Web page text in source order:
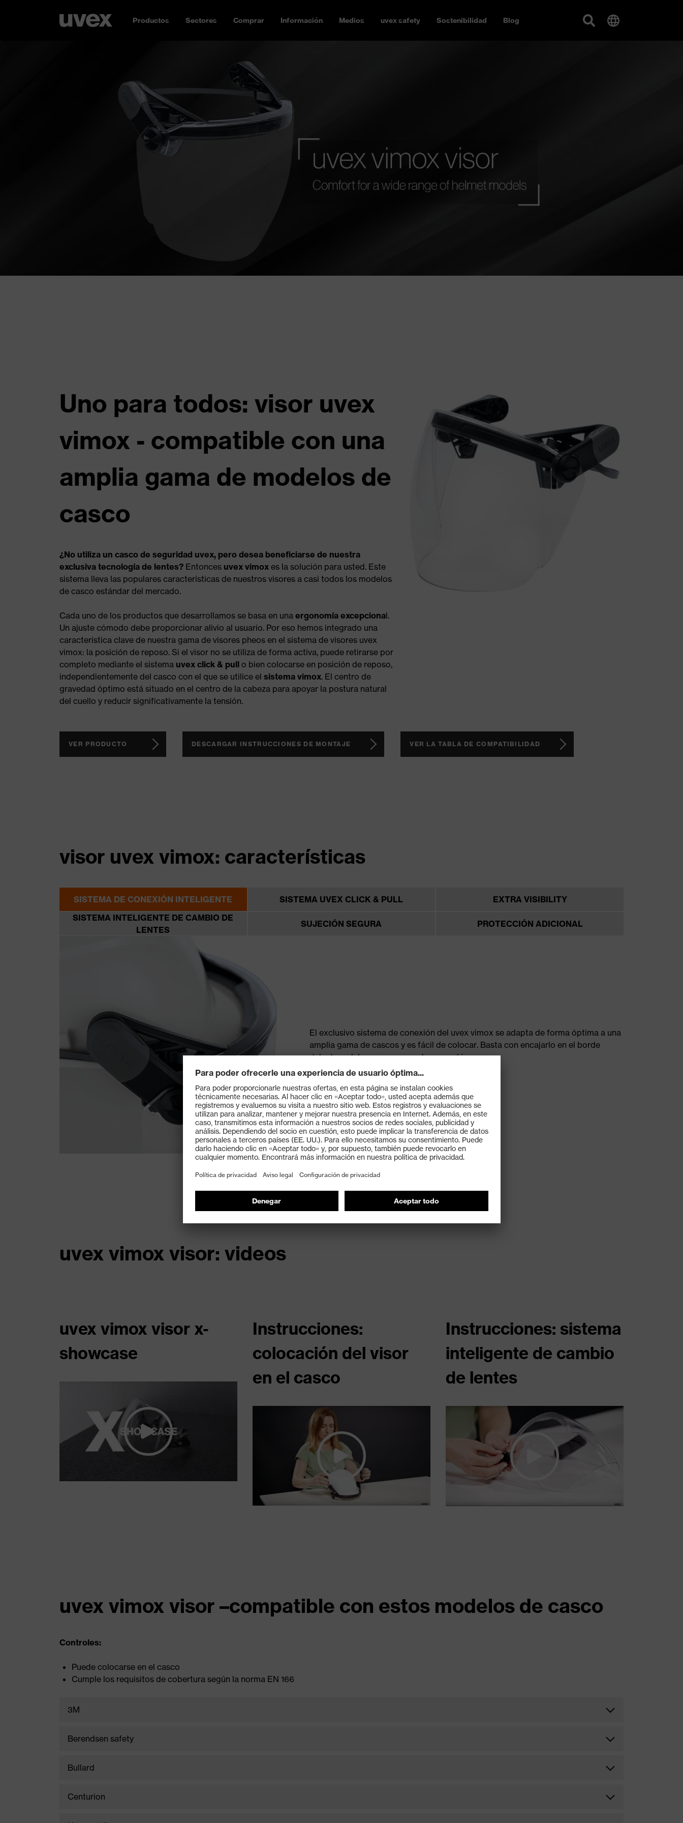
Productos Sectores Comprar Información Medios uvex safety Sostenibilidad Blog
Uno para todos: visor uvex
vimox - compatible con una
amplia gama de modelos de
casco
¿No utiliza un casco de seguridad uvex, pero desea beneficiarse de nuestra
exclusiva tecnología de lentes? Entonces uvex vimox es la solución para usted. Este
sistema lleva las populares características de nuestros visores a casi todos los modelos
de casco estándar del mercado.
Cada uno de los productos que desarrollamos se basa en una ergonomía excepcional.
Un ajuste cómodo debe proporcionar alivio al usuario. Por eso hemos integrado una
característica clave de nuestra gama de visores pheos en el sistema de visores uvex
vimox: la posición de reposo. Si el visor no se utiliza de forma activa, puede retirarse por
completo mediante el sistema uvex click & pull o bien colocarse en posición de reposo,
independientemente del casco con el que se utilice el sistema vimox. El centro de
gravedad óptimo está situado en el centro de la cabeza para apoyar la postura natural
del cuello y reducir significativamente la tensión.
VER PRODUCTO DESCARGAR INSTRUCCIONES DE MONTAJE VER LA TABLA DE COMPATIBILIDAD
visor uvex vimox: características
SISTEMA DE CONEXIÓN INTELIGENTE SISTEMA UVEX CLICK & PULL
EXTRA VISIBILITY
SISTEMA INTELIGENTE DE CAMBIO DE
LENTES
SUJECIÓN SEGURA PROTECCIÓN ADICIONAL
El exclusivo sistema de conexión del uvex vimox se adapta de forma óptima a una
amplia gama de cascos y es fácil de colocar. Basta con encajarlo en el borde
delantero del casco, asegurarlo y ya está.
VER EL VÍDEO DE INSTRUCCIONES
uvex vimox visor: videos
uvex vimox visor x-
showcase
Instrucciones:
colocación del visor
en el casco
Instrucciones: sistema
inteligente de cambio
de lentes
uvex vimox visor –compatible con estos modelos de casco
Controles:
Puede colocarse en el casco
Cumple los requisitos de cobertura según la norma EN 166
3M
Berendsen safety
Bullard
Centurion